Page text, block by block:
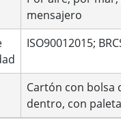
mensajero
ISO90012015;
Cartón con bolsa
dentro, con